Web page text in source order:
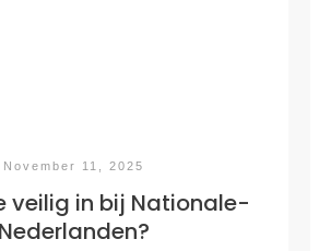
November 11, 2025
veilig in bij Nationale-
Nederlanden?